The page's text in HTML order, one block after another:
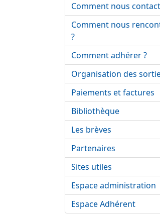
Comment nous
Comment nous
?
Comment adhérer ?
Organisation des
Paiements et factures
Bibliothèque
Les brèves
Partenaires
Sites utiles
Espace administration
Espace Adhérent